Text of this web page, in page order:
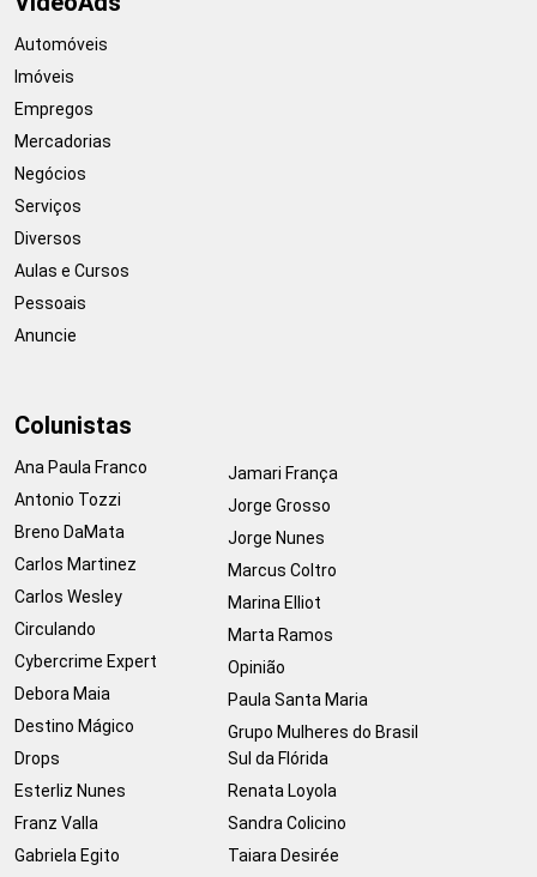
Automóveis
Imóveis
Empregos
Mercadorias
Negócios
Serviços
Diversos
Aulas e Cursos
Pessoais
Anuncie
Colunistas
Ana Paula Franco
Antonio Tozzi
Breno DaMata
Carlos Martinez
Carlos Wesley
Circulando
Cybercrime Expert
Debora Maia
Destino Mágico
Drops
Esterliz Nunes
Franz Valla
Gabriela Egito
Jamari França
Jorge Grosso
Jorge Nunes
Marcus Coltro
Marina Elliot
Marta Ramos
Opinião
Paula Santa Maria
Grupo Mulheres do Brasil
Sul da Flórida
Renata Loyola
Sandra Colicino
Taiara Desirée